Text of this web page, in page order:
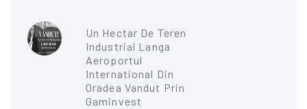
Un Hectar De Teren
Industrial Langa
Aeroportul
International Din
Oradea Vandut Prin
Gaminvest